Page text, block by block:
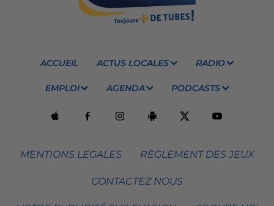
ACCUEIL ACTUS LOCALES RADIO
EMPLOI AGENDA PODCASTS
MENTIONS LEGALES RÈGLEMENT DES JEUX
CONTACTEZ NOUS